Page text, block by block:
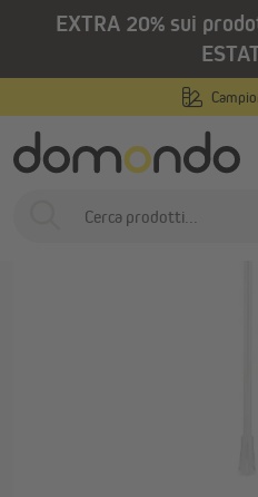
principale
EXTRA 20% sui
/